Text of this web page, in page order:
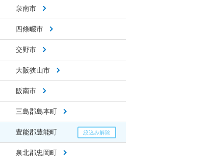
泉南市
四條畷市
交野市
大阪狭山市
阪南市
三島郡島本町
豊能郡豊能町
泉北郡忠岡町